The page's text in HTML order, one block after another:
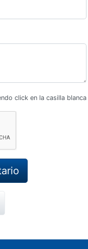
click en la casilla blanca